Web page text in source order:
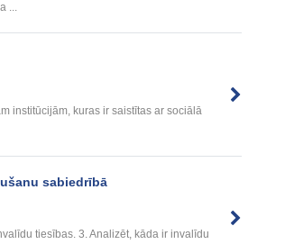
...
institūcijām, kuras ir saistītas ar sociālā
sabiedrībā
tiesības. 3. Analizēt, kāda ir invalīdu